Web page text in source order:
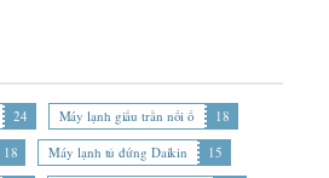
24 Máy lạnh giấu trần nối ố
18
18 Máy lạnh tủ đứng Daikin
15